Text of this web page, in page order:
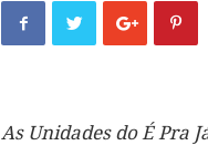
As Unidades do É Pra